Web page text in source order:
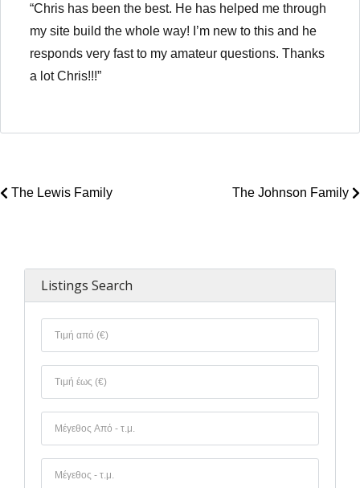
“Chris has been the best. He has helped me through
my site build the whole way! I’m new to this and he
responds very fast to my amateur questions. Thanks
a lot Chris!!!”
The Lewis Family The Johnson Family
Listings Search